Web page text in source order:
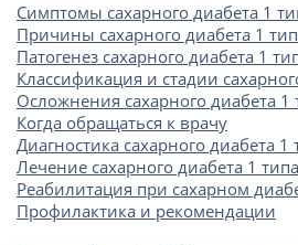
Симптомы сахарного диабета 1
Причины сахарного диабета 1
Патогенез сахарного диабета 1
Классификация и стадии
Осложнения сахарного диабета 1
Когда обращаться к врачу
Диагностика сахарного диабета 1
Лечение сахарного диабета 1 типа
Реабилитация при сахарном
Профилактика и рекомендации